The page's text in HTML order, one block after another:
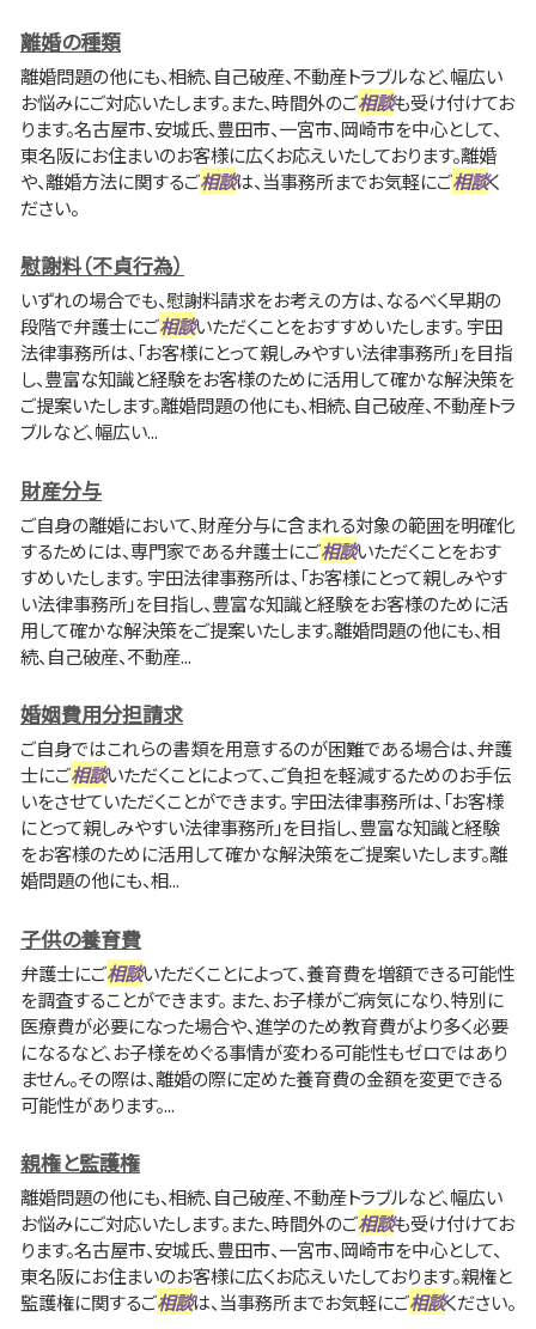
離婚の種類
離婚問題の他にも、相続、自己破産、不動産トラブルなど、幅広い
お悩みにご対応いたします。また、時間外のご相談も受け付けてお
ります。名古屋市、安城氏、豊田市、一宮市、岡崎市を中心として、
東名阪にお住まいのお客様に広くお応えいたしております。離婚
や、離婚方法に関するご相談は、当事務所までお気軽にご相談く
ださい。
慰謝料（不貞行為）
いずれの場合でも、慰謝料請求をお考えの方は、なるべく早期の
段階で弁護士にご相談いただくことをおすすめいたします。 宇田
法律事務所は、「お客様にとって親しみやすい法律事務所」を目指
し、豊富な知識と経験をお客様のために活用して確かな解決策を
ご提案いたします。離婚問題の他にも、相続、自己破産、不動産トラ
ブルなど、幅広い...
財産分与
ご自身の離婚において、財産分与に含まれる対象の範囲を明確化
するためには、専門家である弁護士にご相談いただくことをおす
すめいたします。 宇田法律事務所は、「お客様にとって親しみやす
い法律事務所」を目指し、豊富な知識と経験をお客様のために活
用して確かな解決策をご提案いたします。離婚問題の他にも、相
続、自己破産、不動産...
婚姻費用分担請求
ご自身ではこれらの書類を用意するのが困難である場合は、弁護
士にご相談いただくことによって、ご負担を軽減するためのお手伝
いをさせていただくことができます。 宇田法律事務所は、「お客様
にとって親しみやすい法律事務所」を目指し、豊富な知識と経験
をお客様のために活用して確かな解決策をご提案いたします。離
婚問題の他にも、相...
子供の養育費
弁護士にご相談いただくことによって、養育費を増額できる可能性
を調査することができます。 また、お子様がご病気になり、特別に
医療費が必要になった場合や、進学のため教育費がより多く必要
になるなど、お子様をめぐる事情が変わる可能性もゼロではあり
ません。その際は、離婚の際に定めた養育費の金額を変更できる
可能性があります。...
親権と監護権
離婚問題の他にも、相続、自己破産、不動産トラブルなど、幅広い
お悩みにご対応いたします。また、時間外のご相談も受け付けてお
ります。名古屋市、安城氏、豊田市、一宮市、岡崎市を中心として、
東名阪にお住まいのお客様に広くお応えいたしております。親権と
監護権に関するご相談は、当事務所までお気軽にご相談ください。